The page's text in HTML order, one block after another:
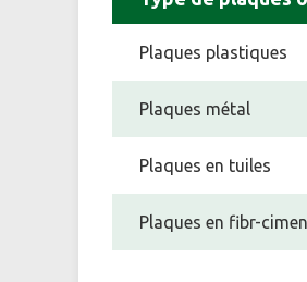
Plaques plastiques
Plaques métal
Plaques en tuiles
Plaques en fibr-